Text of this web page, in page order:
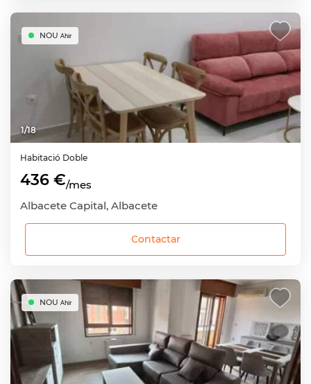
1/18
NOU Ahir
Habitació Doble
436 €/mes
Albacete Capital, Albacete
Contactar
NOU Ahir